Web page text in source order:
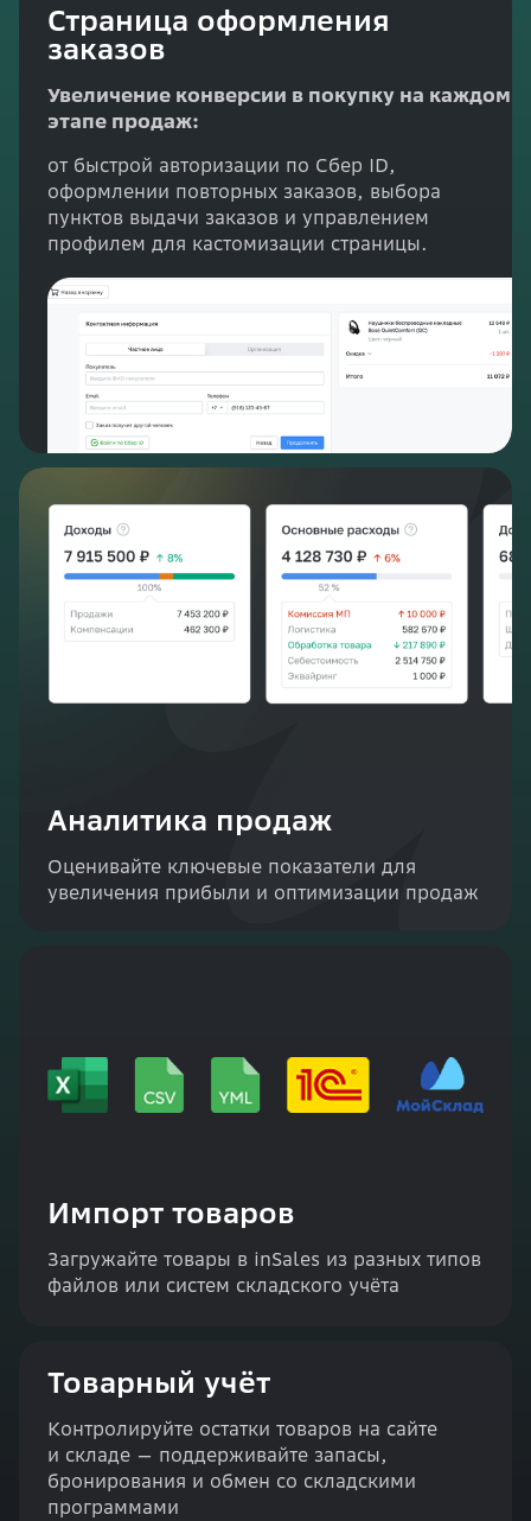
Страница оформления
заказов
Увеличение конверсии в покупку на каждом
этапе продаж:
от быстрой авторизации по Сбер ID,
оформлении повторных заказов, выбора
пунктов выдачи заказов и управлением
профилем для кастомизации страницы.
Импорт товаров
Загружайте товары в inSales из разных типов
файлов или систем складского учёта
Товарный учёт
Контролируйте остатки товаров на сайте
и складе — поддерживайте запасы,
бронирования и обмен со складскими
программами
Аналитика продаж
Оценивайте ключевые показатели для
увеличения прибыли и оптимизации продаж